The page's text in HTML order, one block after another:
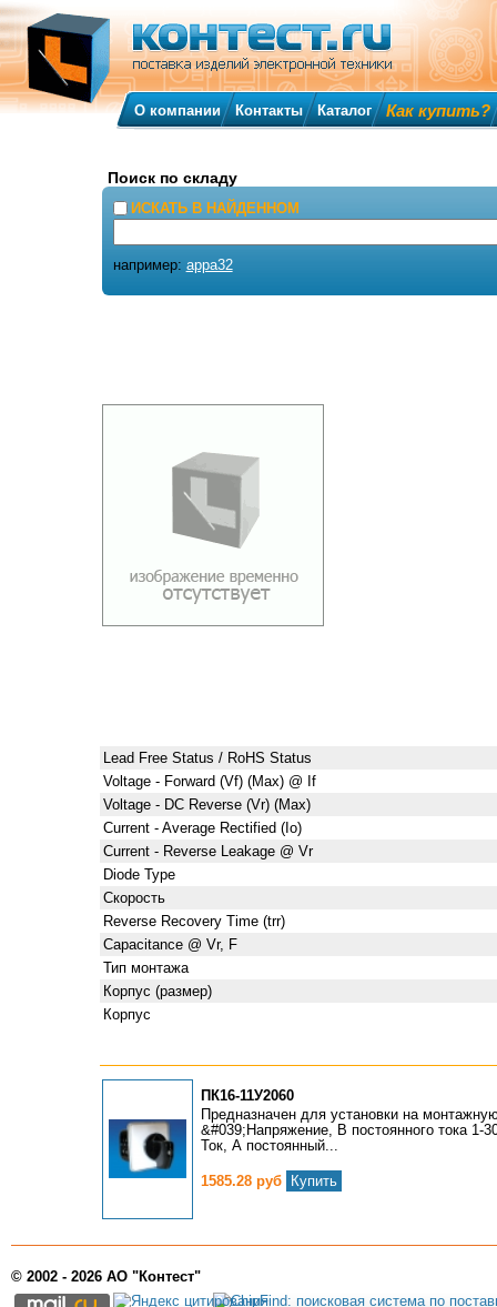
Lead Free Status / RoHS Status
Voltage - Forward (Vf) (Max) @ If
Voltage - DC Reverse (Vr) (Max)
Current - Average Rectified (Io)
Current - Reverse Leakage @ Vr
Diode Type
Скорость
Reverse Recovery Time (trr)
Capacitance @ Vr, F
Тип монтажа
Корпус (размер)
Корпус
ПК16-11У2060
Предназначен для установки на
&#039;Напряжение, В постоянного тока 1-
Ток, А постоянный...
1585.28 руб Купить
О компании Контакты Каталог Как купить?
Поиск по складу
ИСКАТЬ В НАЙДЕННОМ
например: appa32
© 2002 - 2026 АО "Контест"